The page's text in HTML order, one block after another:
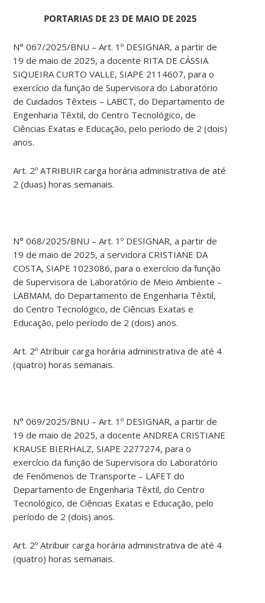
PORTARIAS DE 23 DE MAIO DE 2025
N° 067/2025/BNU – Art. 1º DESIGNAR, a partir de
19 de maio de 2025, a docente RITA DE CÁSSIA
SIQUEIRA CURTO VALLE, SIAPE 2114607, para o
exercício da função de Supervisora do Laboratório
de Cuidados Têxteis – LABCT, do Departamento de
Engenharia Têxtil, do Centro Tecnológico, de
Ciências Exatas e Educação, pelo período de 2 (dois)
anos.
Art. 2º ATRIBUIR carga horária administrativa de até
2 (duas) horas semanais.
N° 068/2025/BNU – Art. 1º DESIGNAR, a partir de
19 de maio de 2025, a servidora CRISTIANE DA
COSTA, SIAPE 1023086, para o exercício da função
de Supervisora de Laboratório de Meio Ambiente –
LABMAM, do Departamento de Engenharia Têxtil,
do Centro Tecnológico, de Ciências Exatas e
Educação, pelo período de 2 (dois) anos.
Art. 2º Atribuir carga horária administrativa de até 4
(quatro) horas semanais.
N° 069/2025/BNU – Art. 1º DESIGNAR, a partir de
19 de maio de 2025, a docente ANDREA CRISTIANE
KRAUSE BIERHALZ, SIAPE 2277274, para o
exercício da função de Supervisora do Laboratório
de Fenômenos de Transporte – LAFET do
Departamento de Engenharia Têxtil, do Centro
Tecnológico, de Ciências Exatas e Educação, pelo
período de 2 (dois) anos.
Art. 2º Atribuir carga horária administrativa de até 4
(quatro) horas semanais.